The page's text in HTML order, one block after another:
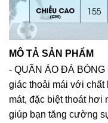
MÔ TẢ SẢN PHẨM
- QUẦN ÁO ĐÁ
giác thoải mái với chất
mát, đặc biệt thoát hơi
giúp bạn tăng cường